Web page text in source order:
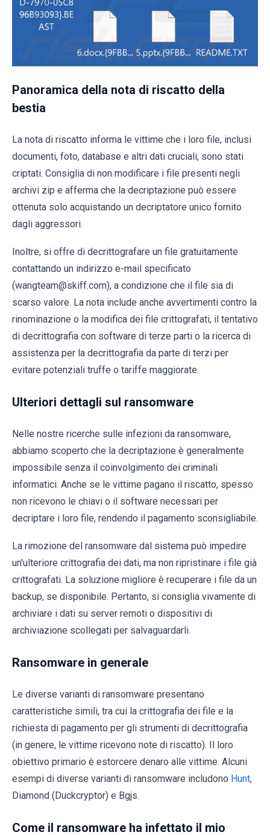
Panoramica della nota di riscatto della
bestia
La nota di riscatto informa le vittime che i loro file, inclusi
documenti, foto, database e altri dati cruciali, sono stati
criptati. Consiglia di non modificare i file presenti negli
archivi zip e afferma che la decriptazione può essere
ottenuta solo acquistando un decriptatore unico fornito
dagli aggressori.
Inoltre, si offre di decrittografare un file gratuitamente
contattando un indirizzo e-mail specificato
(wangteam@skiff.com), a condizione che il file sia di
scarso valore. La nota include anche avvertimenti contro la
rinominazione o la modifica dei file crittografati, il tentativo
di decrittografia con software di terze parti o la ricerca di
assistenza per la decrittografia da parte di terzi per
evitare potenziali truffe o tariffe maggiorate.
Ulteriori dettagli sul ransomware
Nelle nostre ricerche sulle infezioni da ransomware,
abbiamo scoperto che la decriptazione è generalmente
impossibile senza il coinvolgimento dei criminali
informatici. Anche se le vittime pagano il riscatto, spesso
non ricevono le chiavi o il software necessari per
decriptare i loro file, rendendo il pagamento sconsigliabile.
La rimozione del ransomware dal sistema può impedire
un'ulteriore crittografia dei dati, ma non ripristinare i file già
crittografati. La soluzione migliore è recuperare i file da un
backup, se disponibile. Pertanto, si consiglia vivamente di
archiviare i dati su server remoti o dispositivi di
archiviazione scollegati per salvaguardarli.
Ransomware in generale
Le diverse varianti di ransomware presentano
caratteristiche simili, tra cui la crittografia dei file e la
richiesta di pagamento per gli strumenti di decrittografia
(in genere, le vittime ricevono note di riscatto). Il loro
obiettivo primario è estorcere denaro alle vittime. Alcuni
esempi di diverse varianti di ransomware includono Hunt,
Diamond (Duckcryptor) e Bgjs.
Come il ransomware ha infettato il mio